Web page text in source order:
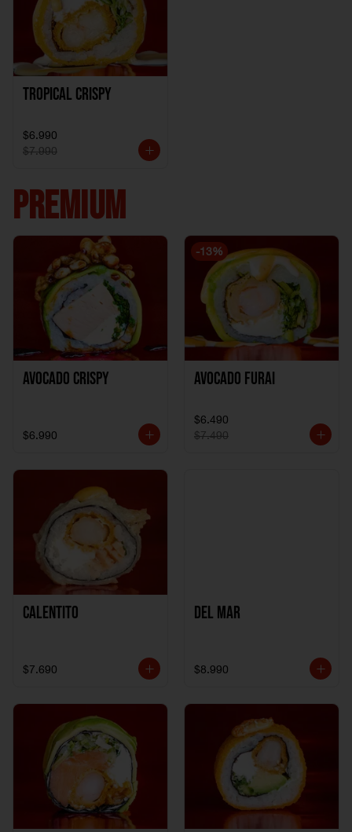
Tropical crispy
$6.990
$7.990
PREMIUM
Avocado Crispy
$6.990
-13%
Avocado Furai
$6.490
$7.490
Calentito
$7.690
Del Mar
$8.990